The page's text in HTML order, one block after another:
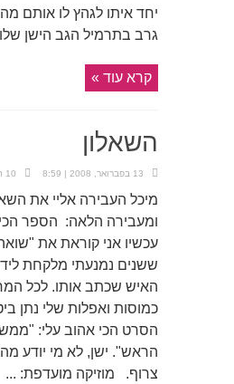
יחד איתו לגהץ לו אותם
גרב בתרמיל הגב הישן
קרא עוד »
השאלון
13 בפברואר, 2008 | 8:59 10 תגובות
מיכל העבירה אליי את
ומעבירה הלאה: הספר
עכשיו אני קוראת את
ששנים נמנעתי מלקחת ליד.
האיש שכתב אותו. לכל
כמוסות ואפלות שלי נתן
הסרט הכי אהוב עלי:
הראש". ישן, לא מי יודע
צרוף. מוזיקה מועדפת: ...